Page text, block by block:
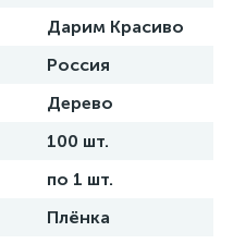
Дарим Красиво
Россия
Дерево
100 шт.
по 1 шт.
Плёнка